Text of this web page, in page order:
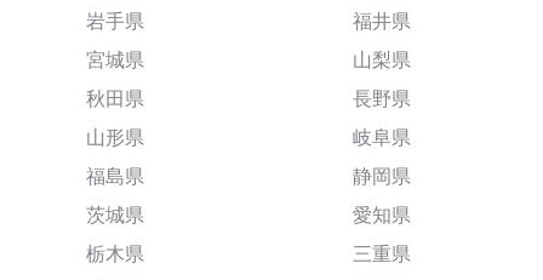
岩手県
宮城県
秋田県
山形県
福島県
茨城県
栃木県
福井県
山梨県
長野県
岐阜県
静岡県
愛知県
三重県